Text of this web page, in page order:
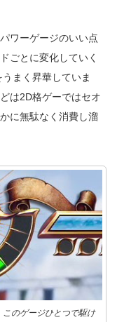
ワーゲージのいい点
ごとに変化していく
まく昇華していま
は2D格ゲーではセオ
に無駄なく消費し溜
のゲージひとつで駆け